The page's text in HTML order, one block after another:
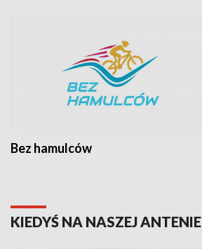
Bez hamulców
KIEDYŚ NA NASZEJ ANTENIE